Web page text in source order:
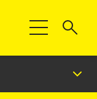
Toggle